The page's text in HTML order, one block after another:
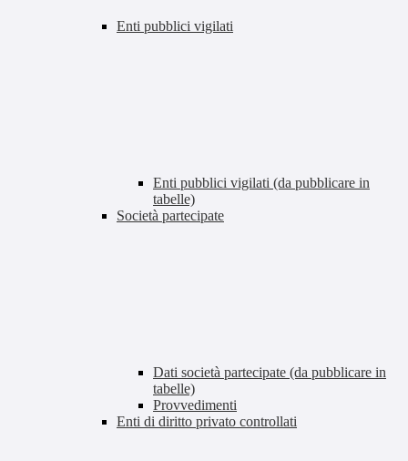
Enti pubblici vigilati
Enti pubblici vigilati (da pubblicare in
tabelle)
Società partecipate
Dati società partecipate (da pubblicare in
tabelle)
Provvedimenti
Enti di diritto privato controllati